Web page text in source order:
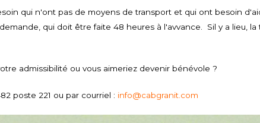
qui n'ont pas de moyens de transport et qui ont besoin
qui doit être faite 48 heures à l'avvance. Sil y a lieu,
admissibilité ou vous aimeriez devenir bénévole ?
poste 221 ou par courriel : info@cabgranit.com